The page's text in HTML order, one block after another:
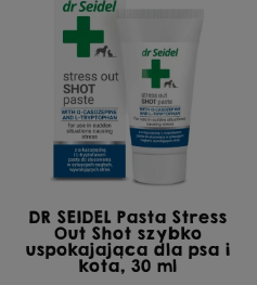
DR SEIDEL Pasta Stress
Out Shot szybko
uspokajająca dla psa i
kota, 30 ml